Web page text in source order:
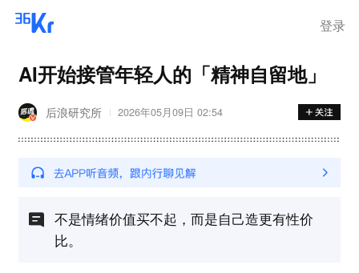
登录
AI开始接管年轻人的「精神自留地」
后浪研究所 2026年05月09日 02:54
不是情绪价值买不起，而是自己造更有性价
比。